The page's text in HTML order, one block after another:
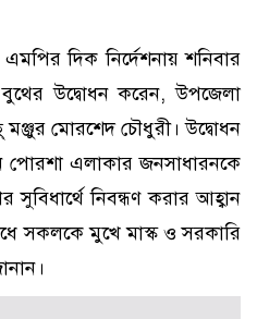
এমপির দিক নির্দেশনায় শনিবার
বুথের উদ্বোধন করেন, উপজেলা
মঞ্জুর মোরশেদ চৌধুরী। উদ্বোধন
পোরশা এলাকার জনসাধারনকে
সুবিধার্থে নিবন্ধণ করার আহ্বান
সকলকে মুখে মাস্ক ও সরকারি